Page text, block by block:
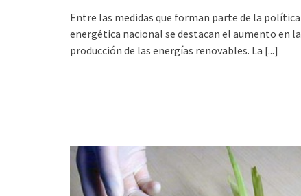
Entre las medidas que forman parte de la política
energética nacional se destacan el aumento en la
producción de las energías renovables. La [...]